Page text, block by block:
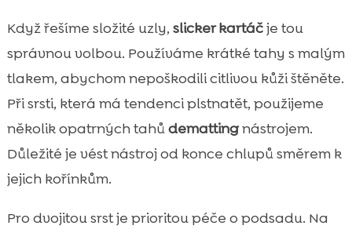
Když řešíme složité uzly, slicker kartáčje tou
správnou volbou. Používáme krátké tahy s malým
tlakem, abychom nepoškodili citlivou kůži štěněte.
Při srsti, která má tendenci plstnatět, použijeme
několik opatrných tahůdemattingnástrojem.
Důležité je vést nástroj od konce chlupů směrem k
jejich kořínkům.
Pro dvojitou srst je prioritou péče o podsadu. Na